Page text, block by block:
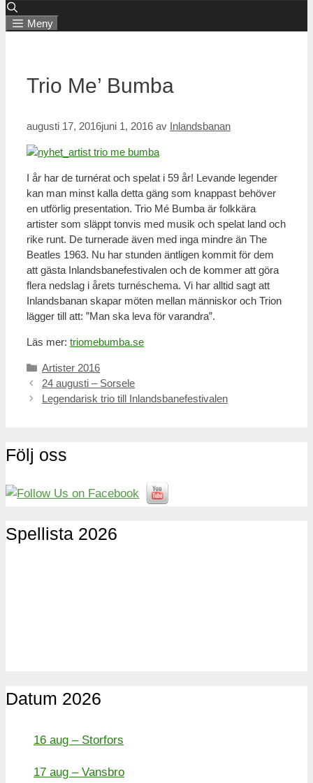
Meny
Trio Me’ Bumba
augusti 17, 2016juni 1, 2016 av Inlandsbanan
I år har de turnérat och spelat i 59 år! Levande legender
kan man minst kalla detta gäng som knappast behöver
en utförlig presentation. Trio Mé Bumba är folkkära
artister som släppt tonvis med musik och spelat land och
rike runt. De turnerade även med inga mindre än The
Beatles 1963. Nu har stunden äntligen kommit för dem
att gästa Inlandsbanefestivalen och de kommer att göra
flera nedslag i årets turnéschema. Vi har alltid sagt att
Inlandsbanan skapar möten mellan människor och Trion
lägger till att: ”Man ska leva för varandra”.
Läs mer: triomebumba.se
Kategorier
Artister 2016
Inläggsnavigering
24 augusti – Sorsele
Legendarisk trio till Inlandsbanefestivalen
Följ oss
Spellista 2026
Datum 2026
16 aug – Storfors
17 aug – Vansbro